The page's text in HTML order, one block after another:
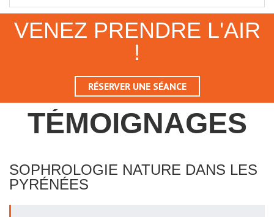
VENEZ PRENDRE L'AIR
!
RÉSERVER UNE SÉANCE
TÉMOIGNAGES
SOPHROLOGIE NATURE DANS LES
PYRÉNÉES